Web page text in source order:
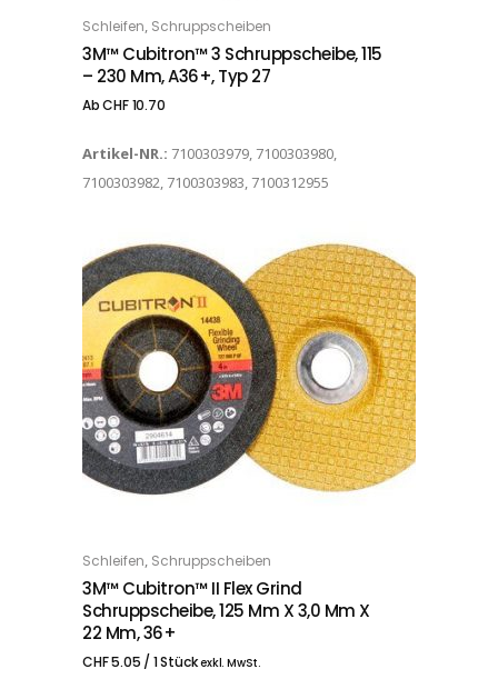
OPTIONS
Schleifen, Schruppscheiben
3M™ Cubitron™ 3 Schruppscheibe, 115
– 230 Mm, A36+, Typ 27
AbCHF10.70
Artikel-NR.: 7100303979, 7100303980,
7100303982, 7100303983, 7100312955
IN DEN WARENKORB
Schleifen, Schruppscheiben
3M™ Cubitron™ II Flex Grind
Schruppscheibe, 125 Mm X 3,0 Mm X
22 Mm, 36+
CHF5.05 / 1 Stückexkl. MwSt.